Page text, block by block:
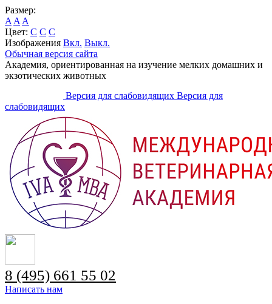
Размер:
A A A
Цвет: C C C
Изображения Вкл. Выкл.
Обычная версия сайта
Академия, ориентированная на изучение мелких домашних и
экзотических животных
Версия для слабовидящих Версия для
слабовидящих
8 (495) 661 55 02
Написать нам